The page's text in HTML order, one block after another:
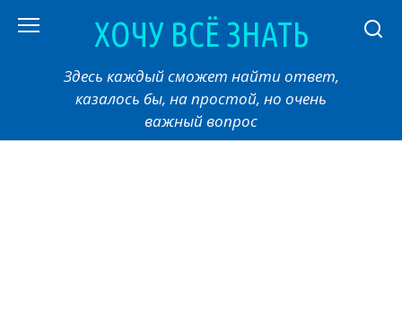
ХОЧУ ВСЁ ЗНАТЬ
Здесь каждый сможет найти ответ,
казалось бы, на простой, но очень
важный вопрос